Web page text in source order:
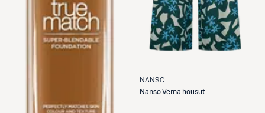
NANSO
Nanso
Verna housut